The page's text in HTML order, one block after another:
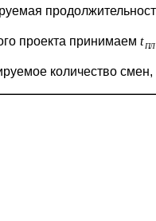
проекта принимаем
количество